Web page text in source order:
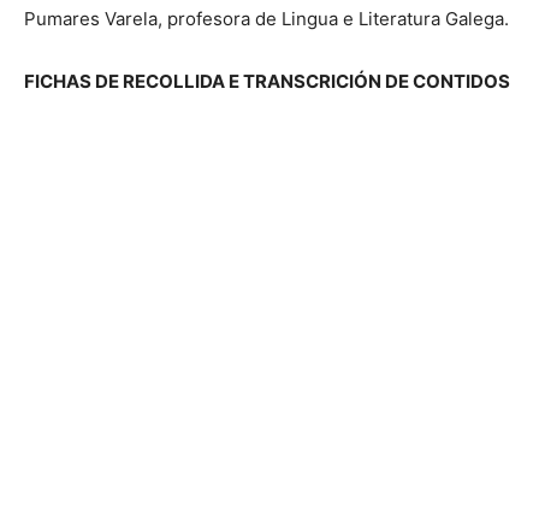
Pumares Varela, profesora de Lingua e Literatura Galega.
FICHAS DE RECOLLIDA E TRANSCRICIÓN DE CONTIDOS